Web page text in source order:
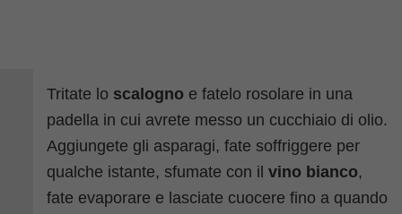
Tritate lo scalogno e fatelo rosolare in una
padella in cui avrete messo un cucchiaio di olio.
Aggiungete gli asparagi, fate soffriggere per
qualche istante, sfumate con ilvino bianco,
fate evaporare e lasciate cuocere fino a quando